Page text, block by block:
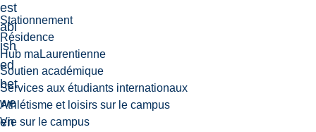
Stationnement
Résidence
Hub maLaurentienne
Soutien académique
Services aux étudiants internationaux
Athlétisme et loisirs sur le campus
Vie sur le campus
est
abl
ish
ed
bet
we
en